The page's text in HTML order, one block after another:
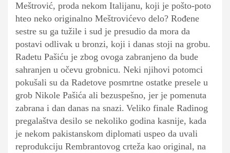
Meštrović, proda nekom Italijanu, koji je pošto-poto
hteo neko originalno Meštrovićevo delo? Rođene
sestre su ga tužile i sud je presudio da mora da
postavi odlivak u bronzi, koji i danas stoji na grobu.
Radetu Pašiću je zbog ovoga zabranjeno da bude
sahranjen u očevu grobnicu. Neki njihovi potomci
pokušali su da Radetove posmrtne ostatke presele u
grob Nikole Pašića ali bezuspešno, jer je pomenuta
zabrana i dan danas na snazi. Veliko finale Radinog
pregalaštva desilo se nekoliko godina kasnije, kada
je nekom pakistanskom diplomati uspeo da uvali
reprodukciju Rembrantovog crteža kao original, na